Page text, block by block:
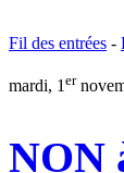
Fil des entrées -
mardi, 1 er
NON